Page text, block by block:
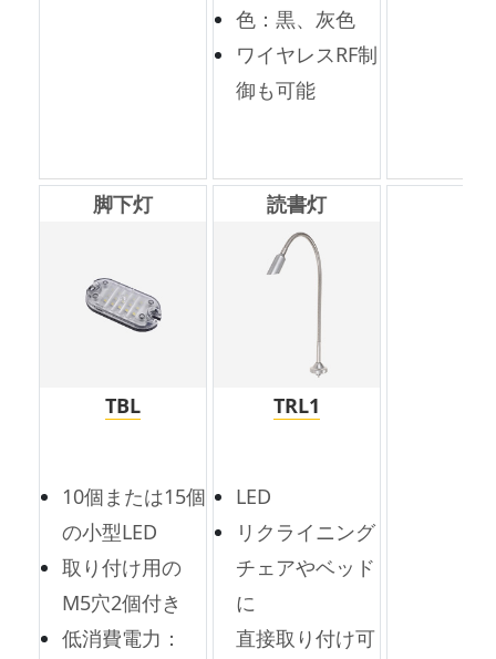
色：黒、灰色
ワイヤレスRF制
御も可能
脚下灯
TBL
10個または15個
の小型LED
取り付け用の
M5穴2個付き
低消費電力：
読書灯
TRL1
LED
リクライニング
チェアやベッド
に
直接取り付け可